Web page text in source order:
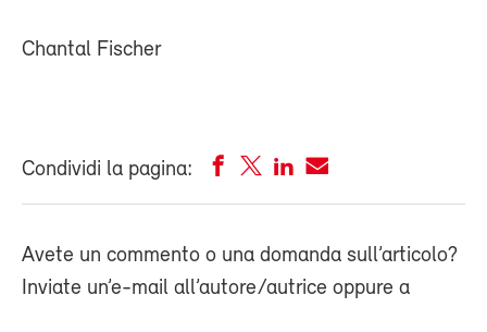
Chantal Fischer
Condividi la pagina:
Avete un commento o una domanda sull’articolo?
Inviate un’e-mail all’autore/autrice oppure a